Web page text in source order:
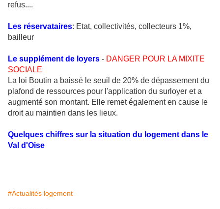
refus....
Les réservataires: Etat, collectivités, collecteurs 1%,
bailleur
Le supplément de loyers - DANGER POUR LA MIXITE
SOCIALE
La loi Boutin a baissé le seuil de 20% de dépassement du
plafond de ressources pour l'application du surloyer et a
augmenté son montant. Elle remet également en cause le
droit au maintien dans les lieux.
Quelques chiffres sur la situation du logement dans le
Val d'Oise
#Actualités logement